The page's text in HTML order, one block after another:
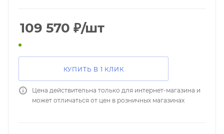
109 570 ₽/шт
КУПИТЬ В 1 КЛИК
Цена действительна только для интернет-магазина и
может отличаться от цен в розничных магазинах